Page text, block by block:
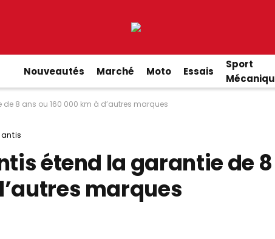
Nouveautés Marché Moto Essais
Sport
8 ans ou 160 000 km à d’autres marques
étend la garantie de 8
marques